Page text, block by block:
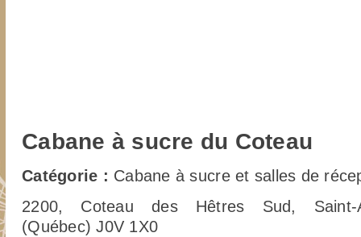
Cabane à sucre du Coteau
Catégorie : Cabane à sucre et salles de
2200, Coteau des Hêtres Sud, Saint-
(Québec) J0V 1X0